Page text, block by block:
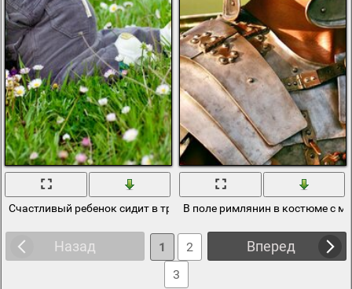
Счастливый ребенок сидит в траве с цветамиВ поле римлянин в костюме с
Назад Вперед
1
2
3